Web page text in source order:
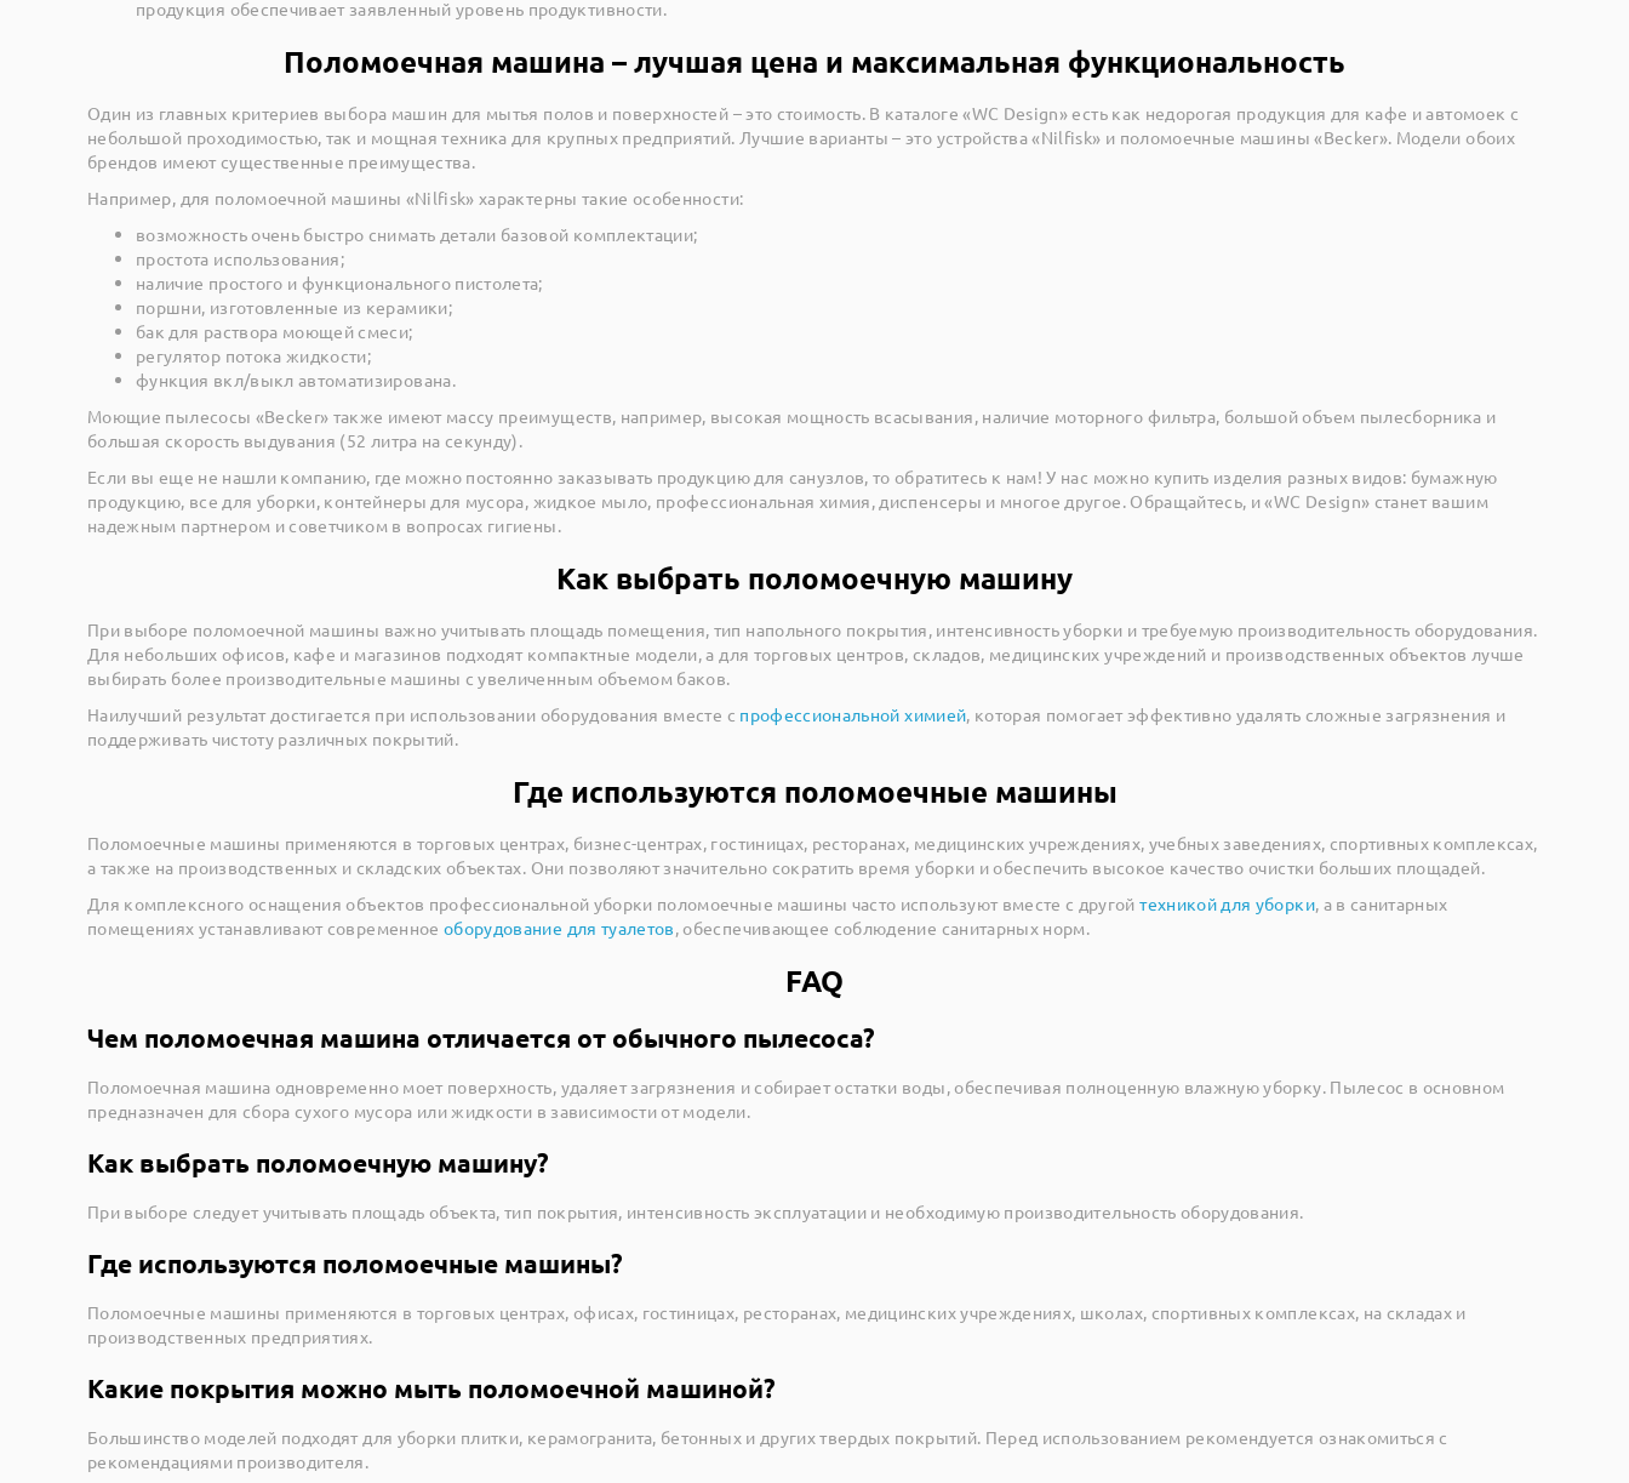
продукция обеспечивает заявленный уровень продуктивности.
Поломоечная машина – лучшая цена и максимальная функциональность
Один из главных критериев выбора машин для мытья полов и поверхностей – это стоимость. В каталоге «WC Design» есть как недорогая продукция для кафе и автомоек с
небольшой проходимостью, так и мощная техника для крупных предприятий. Лучшие варианты – это устройства «Nilfisk» и поломоечные машины «Becker». Модели обоих
брендов имеют существенные преимущества.
Например, для поломоечной машины «Nilfisk» характерны такие особенности:
возможность очень быстро снимать детали базовой комплектации;
простота использования;
наличие простого и функционального пистолета;
поршни, изготовленные из керамики;
бак для раствора моющей смеси;
регулятор потока жидкости;
функция вкл/выкл автоматизирована.
Моющие пылесосы «Becker» также имеют массу преимуществ, например, высокая мощность всасывания, наличие моторного фильтра, большой объем пылесборника и
большая скорость выдувания (52 литра на секунду).
Если вы еще не нашли компанию, где можно постоянно заказывать продукцию для санузлов, то обратитесь к нам! У нас можно купить изделия разных видов: бумажную
продукцию, все для уборки, контейнеры для мусора, жидкое мыло, профессиональная химия, диспенсеры и многое другое. Обращайтесь, и «WC Design» станет вашим
надежным партнером и советчиком в вопросах гигиены.
Как выбрать поломоечную машину
При выборе поломоечной машины важно учитывать площадь помещения, тип напольного покрытия, интенсивность уборки и требуемую производительность оборудования.
Для небольших офисов, кафе и магазинов подходят компактные модели, а для торговых центров, складов, медицинских учреждений и производственных объектов лучше
выбирать более производительные машины с увеличенным объемом баков.
Наилучший результат достигается при использовании оборудования вместе с профессиональной химией, которая помогает эффективно удалять сложные загрязнения и
поддерживать чистоту различных покрытий.
Где используются поломоечные машины
Поломоечные машины применяются в торговых центрах, бизнес-центрах, гостиницах, ресторанах, медицинских учреждениях, учебных заведениях, спортивных комплексах,
а также на производственных и складских объектах. Они позволяют значительно сократить время уборки и обеспечить высокое качество очистки больших площадей.
Для комплексного оснащения объектов профессиональной уборки поломоечные машины часто используют вместе с другойтехникой для уборки, а в санитарных
помещениях устанавливают современное оборудование для туалетов, обеспечивающее соблюдение санитарных норм.
FAQ
Чем поломоечная машина отличается от обычного пылесоса?
Поломоечная машина одновременно моет поверхность, удаляет загрязнения и собирает остатки воды, обеспечивая полноценную влажную уборку. Пылесос в основном
предназначен для сбора сухого мусора или жидкости в зависимости от модели.
Как выбрать поломоечную машину?
При выборе следует учитывать площадь объекта, тип покрытия, интенсивность эксплуатации и необходимую производительность оборудования.
Где используются поломоечные машины?
Поломоечные машины применяются в торговых центрах, офисах, гостиницах, ресторанах, медицинских учреждениях, школах, спортивных комплексах, на складах и
производственных предприятиях.
Какие покрытия можно мыть поломоечной машиной?
Большинство моделей подходят для уборки плитки, керамогранита, бетонных и других твердых покрытий. Перед использованием рекомендуется ознакомиться с
рекомендациями производителя.